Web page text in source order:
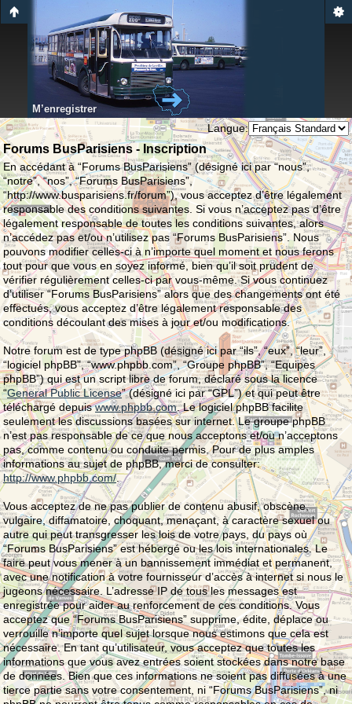
M’enregistrer
Langue:
Forums BusParisiens - Inscription
En accédant à “Forums BusParisiens” (désigné ici par “nous”,
“notre”, “nos”, “Forums BusParisiens”,
“http://www.busparisiens.fr/forum”), vous acceptez d’être légalement
responsable des conditions suivantes. Si vous n’acceptez pas d’être
légalement responsable de toutes les conditions suivantes, alors
n’accédez pas et/ou n’utilisez pas “Forums BusParisiens”. Nous
pouvons modifier celles-ci à n’importe quel moment et nous ferons
tout pour que vous en soyez informé, bien qu’il soit prudent de
vérifier régulièrement celles-ci par vous-même. Si vous continuez
d’utiliser “Forums BusParisiens” alors que des changements ont été
effectués, vous acceptez d’être légalement responsable des
conditions découlant des mises à jour et/ou modifications.
Notre forum est de type phpBB (désigné ici par “ils”, “eux”, “leur”,
“logiciel phpBB”, “www.phpbb.com”, “Groupe phpBB”, “Equipes
phpBB”) qui est un script libre de forum, déclaré sous la licence
“General Public License” (désigné ici par “GPL”) et qui peut être
téléchargé depuiswww.phpbb.com. Le logiciel phpBB facilite
seulement les discussions basées sur internet. Le groupe phpBB
n’est pas responsable de ce que nous acceptons et/ou n’acceptons
pas, comme contenu ou conduite permis. Pour de plus amples
informations au sujet de phpBB, merci de consulter:
http://www.phpbb.com/.
Vous acceptez de ne pas publier de contenu abusif, obscène,
vulgaire, diffamatoire, choquant, menaçant, à caractère sexuel ou
autre qui peut transgresser les lois de votre pays, du pays où
“Forums BusParisiens” est hébergé ou les lois internationales. Le
faire peut vous mener à un bannissement immédiat et permanent,
avec une notification à votre fournisseur d’accès à internet si nous le
jugeons nécessaire. L’adresse IP de tous les messages est
enregistrée pour aider au renforcement de ces conditions. Vous
acceptez que “Forums BusParisiens” supprime, édite, déplace ou
verrouille n’importe quel sujet lorsque nous estimons que cela est
nécessaire. En tant qu’utilisateur, vous acceptez que toutes les
informations que vous avez entrées soient stockées dans notre base
de données. Bien que ces informations ne soient pas diffusées à une
tierce partie sans votre consentement, ni “Forums BusParisiens”, ni